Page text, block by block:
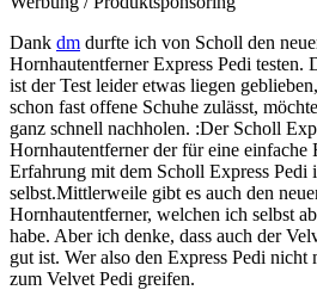
Dank dm durfte ich von Scholl den
Hornhautentferner Express Pedi testen.
ist der Test leider etwas liegen
schon fast offene Schuhe zulässt,
ganz schnell nachholen. :Der Scholl
Hornhautentferner der für eine einfache
Erfahrung mit dem Scholl Express Pedi
selbst.Mittlerweile gibt es auch den
Hornhautentferner, welchen ich selbst
habe. Aber ich denke, dass auch der
gut ist. Wer also den Express Pedi nicht
zum Velvet Pedi greifen.